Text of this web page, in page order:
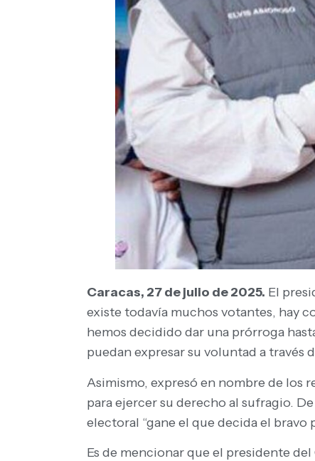
Caracas, 27 de julio de 2025. El
existe todavía muchos votantes, hay
hemos decidido dar una prórroga
puedan expresar su voluntad a través
Asimismo, expresó en nombre de los
para ejercer su derecho al sufragio.
electoral “gane el que decida el bravo
Es de mencionar que el presidente